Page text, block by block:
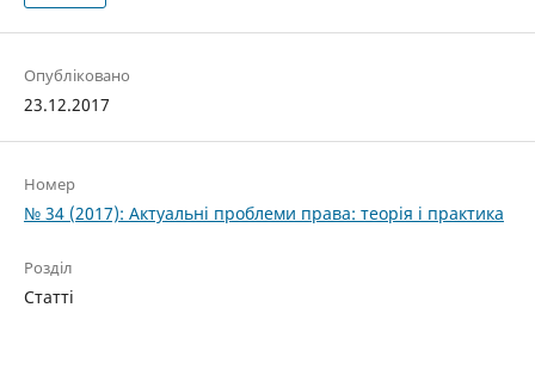
Опубліковано
23.12.2017
Номер
№ 34 (2017): Актуальні проблеми права: теорія і практика
Розділ
Статті